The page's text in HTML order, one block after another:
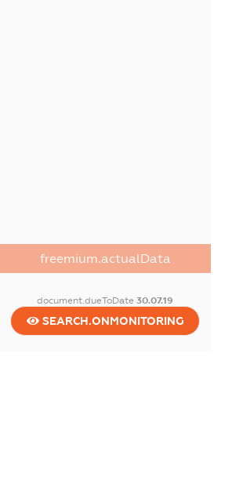
freemium.actualData
document.dueToDate30.07.19
SEARCH.ONMONITORING